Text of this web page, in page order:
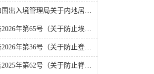
中华人民共和国出入境管理局关于内地居民前往港澳地区定居审批条件的公告（2026-06-30）
海关总署公告2026年第65号（关于防止埃博拉病毒病疫情传入我国的公告）（2026-05-18）
海关总署公告2026年第36号（关于防止登革热疫情传入我国的公告）
海关总署公告2025年第62号（关于防止脊髓灰质炎疫情传入我国的公告）